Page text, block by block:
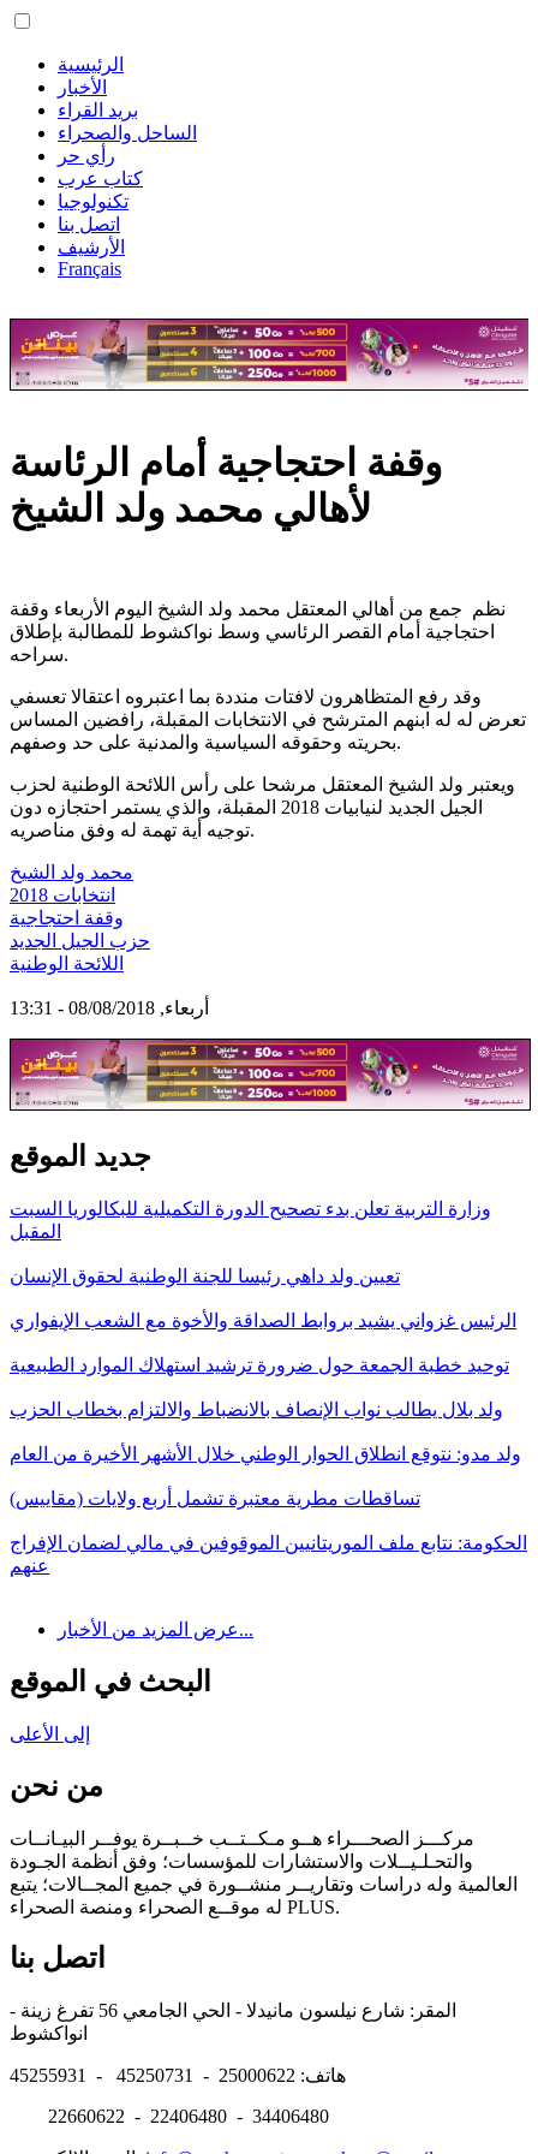
الرئيسية
الأخبار
بريد القراء
الساحل والصحراء
رأي حر
كتاب عرب
تكنولوجيا
اتصل بنا
الأرشيف
Français
وقفة احتجاجية أمام الرئاسة
لأهالي محمد ولد الشيخ
نظم جمع من أهالي المعتقل محمد ولد الشيخ اليوم الأربعاء وقفة
احتجاجية أمام القصر الرئاسي وسط نواكشوط للمطالبة بإطلاق
سراحه.
وقد رفع المتظاهرون لافتات منددة بما اعتبروه اعتقالا تعسفي
تعرض له له ابنهم المترشح في الانتخابات المقبلة، رافضين المساس
بحريته وحقوقه السياسية والمدنية على حد وصفهم.
ويعتبر ولد الشيخ المعتقل مرشحا على رأس اللائحة الوطنية لحزب
الجيل الجديد لنيابيات 2018 المقبلة، والذي يستمر احتجازه دون
توجيه أية تهمة له وفق مناصريه.
محمد ولد الشيخ
انتخابات 2018
وقفة احتجاجية
حزب الجيل الجديد
اللائحة الوطنية
أربعاء, 08/08/2018 - 13:31
جديد الموقع
وزارة التربية تعلن بدء تصحيح الدورة التكميلية للبكالوريا السبت
المقبل
تعيين ولد داهي رئيسا للجنة الوطنية لحقوق الإنسان
الرئيس غزواني يشيد بروابط الصداقة والأخوة مع الشعب الإيفواري
توحيد خطبة الجمعة حول ضرورة ترشيد استهلاك الموارد الطبيعية
ولد بلال يطالب نواب الإنصاف بالانضباط والالتزام بخطاب الحزب
ولد مدو: نتوقع انطلاق الحوار الوطني خلال الأشهر الأخيرة من العام
تساقطات مطرية معتبرة تشمل أربع ولايات (مقاييس)
الحكومة: نتابع ملف الموريتانيين الموقوفين في مالي لضمان الإفراج
عنهم
عرض المزيد من الأخبار...
البحث في الموقع
إلى الأعلى
من نحن
مركـــز الصحـــراء هــو مـكــتــب خــبــرة يوفــر البيـانــات
والتحـلـيــلات والاستشارات للمؤسسات؛ وفق أنظمة الجـودة
العالمية وله دراسات وتقاريــر منشــورة في جميع المجــالات؛ يتبع
له موقــع الصحراء ومنصة الصحراء PLUS.
اتصل بنا
المقر: شارع نيلسون مانيدلا - الحي الجامعي 56 تفرغ زينة -
هاتف: 25000622 - 45250731 - 45255931
22660622 - 22406480 - 34406480